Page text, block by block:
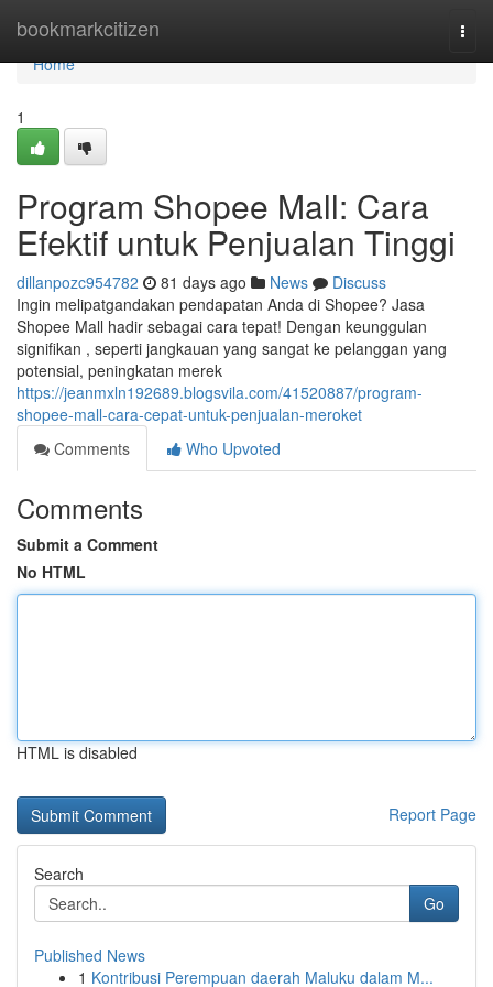
bookmarkcitizen
Home
Home
1
Program Shopee Mall: Cara
Efektif untuk Penjualan Tinggi
dillanpozc954782 81 days ago News
Discuss
Ingin melipatgandakan pendapatan Anda di Shopee? Jasa
Shopee Mall hadir sebagai cara tepat! Dengan keunggulan
signifikan , seperti jangkauan yang sangat ke pelanggan yang
potensial, peningkatan merek
https://jeanmxln192689.blogsvila.com/41520887/program-
shopee-mall-cara-cepat-untuk-penjualan-meroket
Comments
Who Upvoted
Comments
Submit a Comment
No HTML
HTML is disabled
Report Page
Search
Go
Published News
1 Kontribusi Perempuan daerah Maluku dalam M...